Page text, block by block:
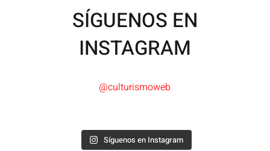
SÍGUENOS EN
INSTAGRAM
@culturismoweb
Síguenos en Instagram